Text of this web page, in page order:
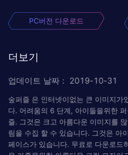
PC버전 다운로드
더보기
업데이트 날짜 : 2019-10-31
숲퍼즐 은 인터넷이없는 큰 이미지가
다. 어려움의 6 단계, 아이들을위한
즐. 그것은 크고 아름다운 이미지를
림을 수집 할 수 있습니다. 그것은 아
페이스가 있습니다. 무료로 다운로드